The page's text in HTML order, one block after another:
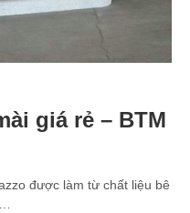
giá rẻ – BTM
được làm từ chất liệu bê